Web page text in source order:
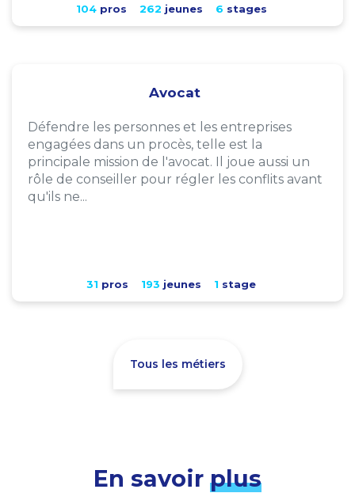
104pros 262 jeunes 6 stages
Avocat
Défendre les personnes et les entreprises
engagées dans un procès, telle est la
principale mission de l'avocat. Il joue aussi un
rôle de conseiller pour régler les conflits avant
qu'ils ne...
31 pros 193 jeunes 1 stage
Tous les métiers
En savoir plus